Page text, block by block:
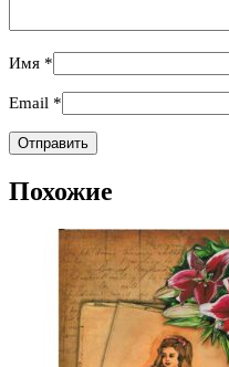
Имя *
Email *
Похожие